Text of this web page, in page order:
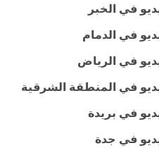
في الخبر
في الدمام
في الرياض
في المنطقة الشرقية
في بريدة
في جدة